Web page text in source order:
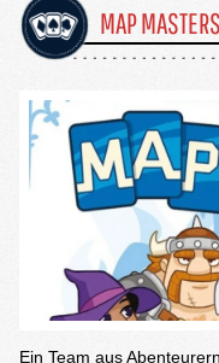
MAP MASTERS
Ein Team aus